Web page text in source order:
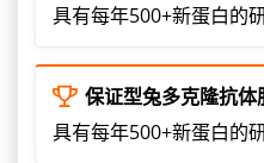
具有每年500+新蛋白的
保证型兔多克隆抗体
具有每年500+新蛋白的